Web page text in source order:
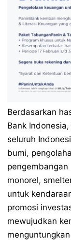
Berdasarkan
Bank
seluruh
bumi,
monorel,
untuk
promosi
mewujudkan